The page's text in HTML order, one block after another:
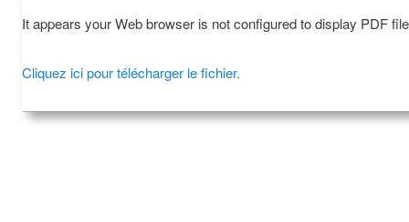
It appears your Web browser is not configured to display PDF
Cliquez ici pour télécharger le fichier.